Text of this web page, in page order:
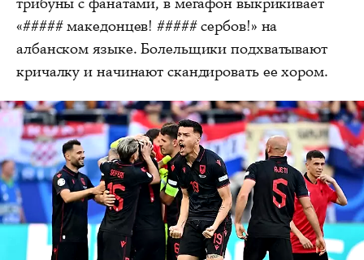
«##### македонцев! ##### сербов!» на
албанском языке. Болельщики подхватывают
кричалку и начинают скандировать ее хором.